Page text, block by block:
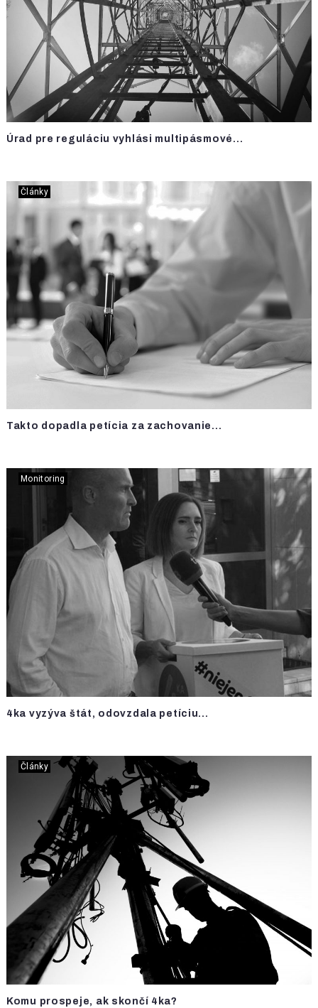
Úrad pre reguláciu vyhlási multipásmové...
Články
Takto dopadla petícia za zachovanie...
Monitoring
4ka vyzýva štát, odovzdala petíciu...
Články
Komu prospeje, ak skončí 4ka?